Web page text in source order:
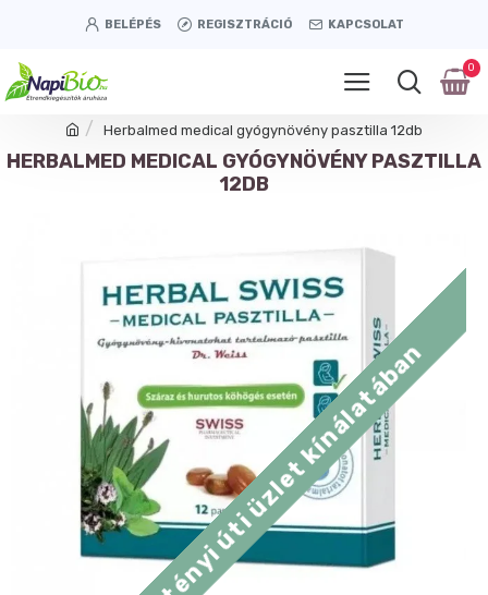
BELÉPÉS REGISZTRÁCIÓ KAPCSOLAT
0
Herbalmed medical gyógynövény pasztilla 12db
HERBALMED MEDICAL GYÓGYNÖVÉNY PASZTILLA
12DB
Tétényi úti üzlet kínálatában